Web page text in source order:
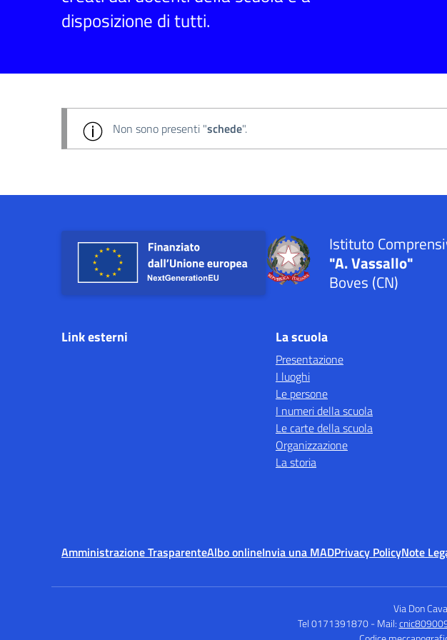
disposizione di tutti.
Non sono presenti "schede".
Istituto
"A. Vassallo"
Boves (CN)
Link esterni La scuola
Presentazione
I luoghi
Le persone
I numeri della scuola
Le carte della scuola
Organizzazione
La storia
Amministrazione TrasparenteAlbo onlineInvia una MADPrivacy PolicyNote
Via Don
Tel 0171391870 - Mail: